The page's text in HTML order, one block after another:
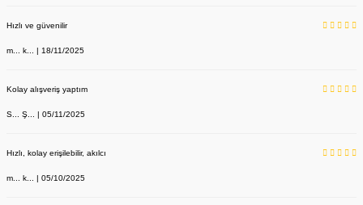
Hızlı ve güvenilir
m... k... | 18/11/2025
Kolay alışveriş yaptım
S... Ş... | 05/11/2025
Hızlı, kolay erişilebilir, akılcı
m... k... | 05/10/2025